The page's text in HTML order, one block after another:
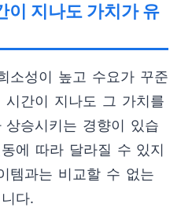
이 지나도 가치가 유
소성이 높고 수요가 꾸준
시간이 지나도 그 가치를
승시키는 경향이 있습
에 따라 달라질 수 있지
템과는 비교할 수 없는
다.